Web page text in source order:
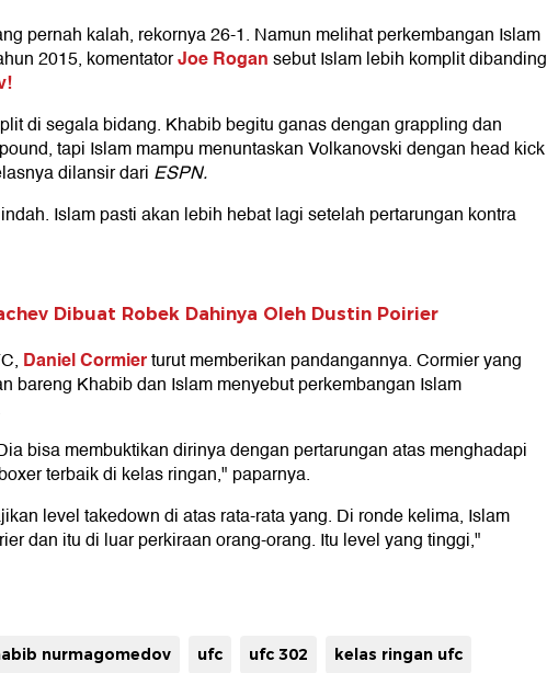
pernah kalah, rekornya 26-1. Namun melihat perkembangan Islam
2015, komentatorJoe Rogansebut Islam lebih komplit dibanding
di segala bidang. Khabib begitu ganas dengan grappling dan
tapi Islam mampu menuntaskan Volkanovski dengan head kick
dilansir dari ESPN.
Islam pasti akan lebih hebat lagi setelah pertarungan kontra
Dibuat Robek Dahinya Oleh Dustin Poirier
Daniel Cormierturut memberikan pandangannya. Cormier yang
bareng Khabib dan Islam menyebut perkembangan Islam
bisa membuktikan dirinya dengan pertarungan atas menghadapi
terbaik di kelas ringan," paparnya.
level takedown di atas rata-rata yang. Di ronde kelima, Islam
dan itu di luar perkiraan orang-orang. Itu level yang tinggi,"
nurmagomedov ufc ufc 302 kelas ringan ufc